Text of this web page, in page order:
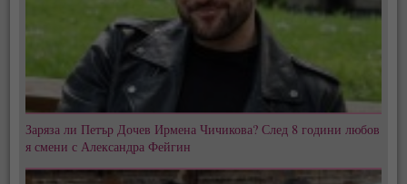
Заряза ли Петър Дочев Ирмена Чичикова? След 8 години любов
я смени с Александра Фейгин